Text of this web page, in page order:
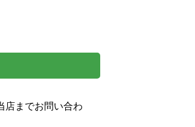
店までお問い合わ